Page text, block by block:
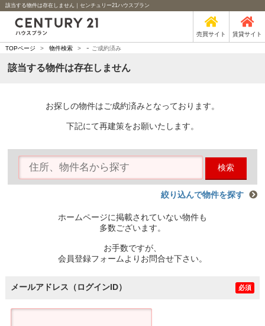
該当する物件は存在しません｜センチュリー21ハウスプラン
売買サイト 賃貸サイト
TOPページ > 物件検索 > - ご成約済み
該当する物件は存在しません
お探しの物件はご成約済みとなっております。
下記にて再建策をお願いたします。
検索
絞り込んで物件を探す
ホームページに掲載されていない物件も
多数ございます。
お手数ですが、
会員登録フォームよりお問合せ下さい。
メールアドレス（ログインID） 必須